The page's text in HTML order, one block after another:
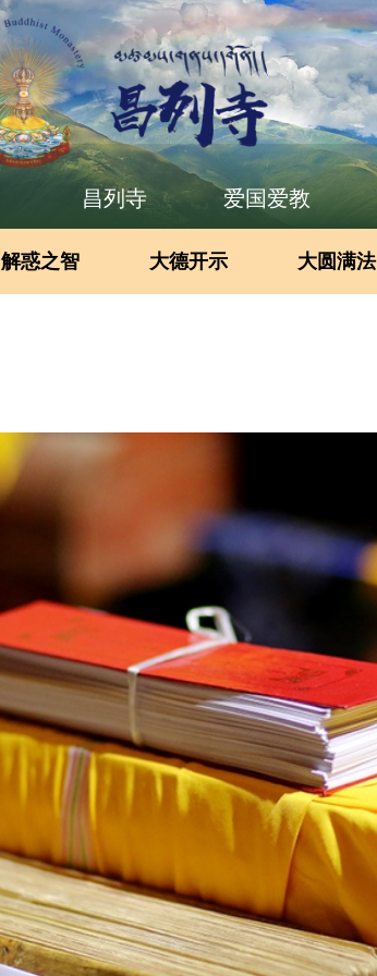
昌列寺 爱国爱教
解惑之智 大德开示 大圆满法